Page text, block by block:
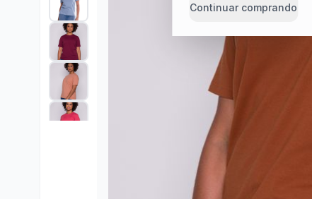
Continuar comprando